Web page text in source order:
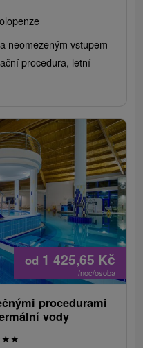
neomezeným vstupem
procedura, letní
od 1 425,65 Kč
/noc/osoba
procedurami
vody
★★